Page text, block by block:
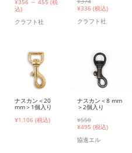
¥356 ～ 455 (税
込)
クラフト社
¥336 (税込)
クラフト社
ナスカン＜20
mm＞1個入り
¥1,106 (税込)
ナスカン＜8 mm
＞2個入り
¥550
¥495 (税込)
協進エル